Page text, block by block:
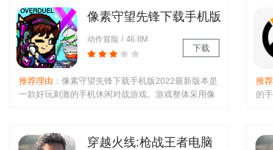
画质精致写实。利用走位和建筑..
像素守望先锋下载手机版
2022最新版本
动作冒险 / 46.8M
下载
推荐理由 ：像素守望先锋下载手机版2022最新版本是
一款好玩刺激的手机休闲对战游戏。游戏整体采用像
移动速度。里面还有多种技能..
推
的
啊
穿越火线:枪战王者电脑